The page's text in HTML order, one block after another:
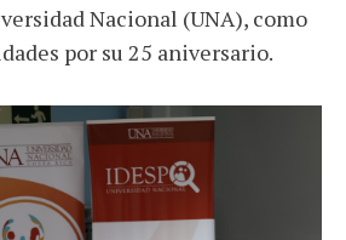
Nacional (UNA), como
por su 25 aniversario.